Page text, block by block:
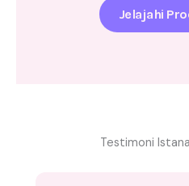
Jelajahi
Testimoni